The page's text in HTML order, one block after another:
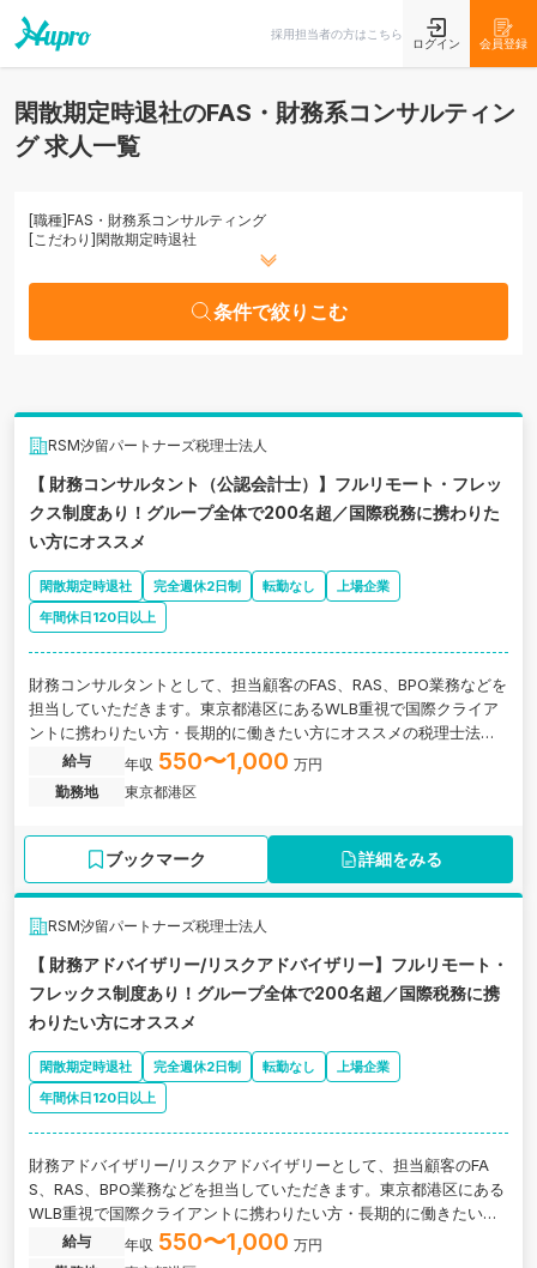
採用担当者の方はこちら
ログイン 会員登録
閑散期定時退社のFAS・財務系コンサルティン
グ 求人一覧
[職種]FAS・財務系コンサルティング
[こだわり]閑散期定時退社
条件で絞りこむ
RSM汐留パートナーズ税理士法人
【 財務コンサルタント（公認会計士）】フルリモート・フレッ
クス制度あり！グループ全体で200名超／国際税務に携わりた
い方にオススメ
閑散期定時退社 完全週休2日制 転勤なし
上場企業
年間休日120日以上
財務コンサルタントとして、担当顧客のFAS、RAS、BPO業務などを
担当していただきます。東京都港区にあるWLB重視で国際クライア
ントに携わりたい方・長期的に働きたい方にオススメの税理士法人
の求人です。
給与 年収 550〜1,000 万円
勤務地
東京都港区
ブックマーク 詳細をみる
RSM汐留パートナーズ税理士法人
【 財務アドバイザリー/リスクアドバイザリー】フルリモート・
フレックス制度あり！グループ全体で200名超／国際税務に携
わりたい方にオススメ
閑散期定時退社 完全週休2日制 転勤なし
上場企業
年間休日120日以上
財務アドバイザリー/リスクアドバイザリーとして、担当顧客のFA
S、RAS、BPO業務などを担当していただきます。東京都港区にある
WLB重視で国際クライアントに携わりたい方・長期的に働きたい方
にオススメの税理士法人の求人です。
給与 年収 550〜1,000 万円